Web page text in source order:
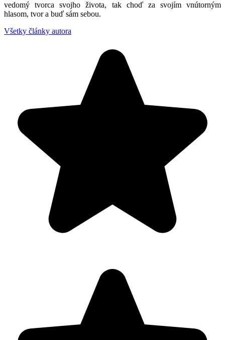
vedomý tvorca svojho života, tak choď za svojím vnútorným
hlasom, tvor a buď sám sebou.
Všetky články autora